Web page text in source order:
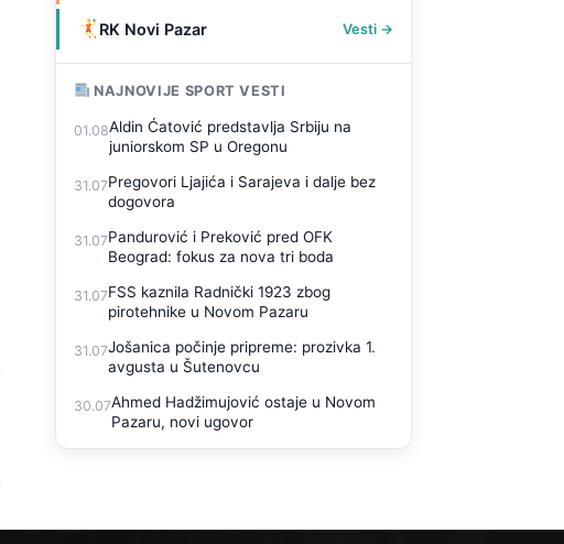
RK Novi Pazar Vesti →
NAJNOVIJE SPORT VESTI
01.08Aldin Ćatović predstavlja Srbiju na
juniorskom SP u Oregonu
31.07Pregovori Ljajića i Sarajeva i dalje bez
dogovora
31.07Pandurović i Preković pred OFK
Beograd: fokus za nova tri boda
31.07FSS kaznila Radnički 1923 zbog
pirotehnike u Novom Pazaru
31.07Jošanica počinje pripreme: prozivka 1.
avgusta u Šutenovcu
30.07Ahmed Hadžimujović ostaje u Novom
Pazaru, novi ugovor